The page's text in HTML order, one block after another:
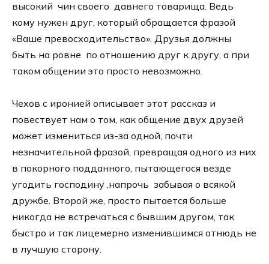
высокий чин своего давнего товарища. Ведь
кому нужен друг, который обращается фразой
«Ваше превосходительство». Друзья должны
быть на ровне по отношению друг к другу, а при
таком общении это просто невозможно.
Чехов с иронией описывает этот рассказ и
повествует нам о том, как общение двух друзей
может измениться из-за одной, почти
незначительной фразой, превращая одного из них
в покорного подданного, пытающегося везде
угодить господину ,напрочь забывая о всякой
дружбе. Второй же, просто пытается больше
никогда не встречаться с бывшим другом, так
быстро и так лицемерно изменившимся отнюдь не
в лучшую сторону.